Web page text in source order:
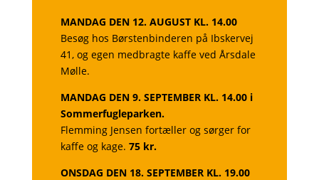
MANDAG DEN 12. AUGUST KL. 14.00
Besøg hos Børstenbinderen på Ibskervej
41, og egen medbragte kaffe ved Årsdale
Mølle.
MANDAG DEN 9. SEPTEMBER KL. 14.00 i
Sommerfugleparken.
Flemming Jensen fortæller og sørger for
kaffe og kage. 75 kr.
ONSDAG DEN 18. SEPTEMBER KL. 19.00